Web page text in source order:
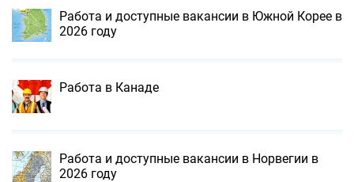
Работа и доступные вакансии в Южной Корее в
2026 году
Работа в Канаде
Работа и доступные вакансии в Норвегии в
2026 году